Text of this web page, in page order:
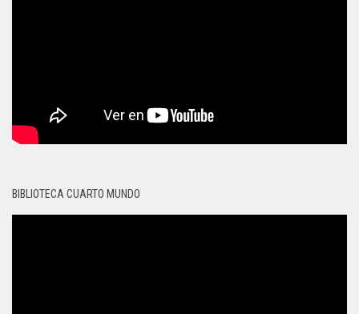
BIBLIOTECA CUARTO MUNDO